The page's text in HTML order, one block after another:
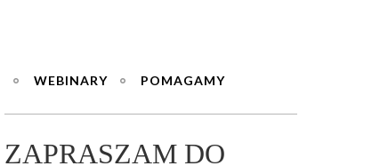
WEBINARY POMAGAMY
ZAPRASZAM DO